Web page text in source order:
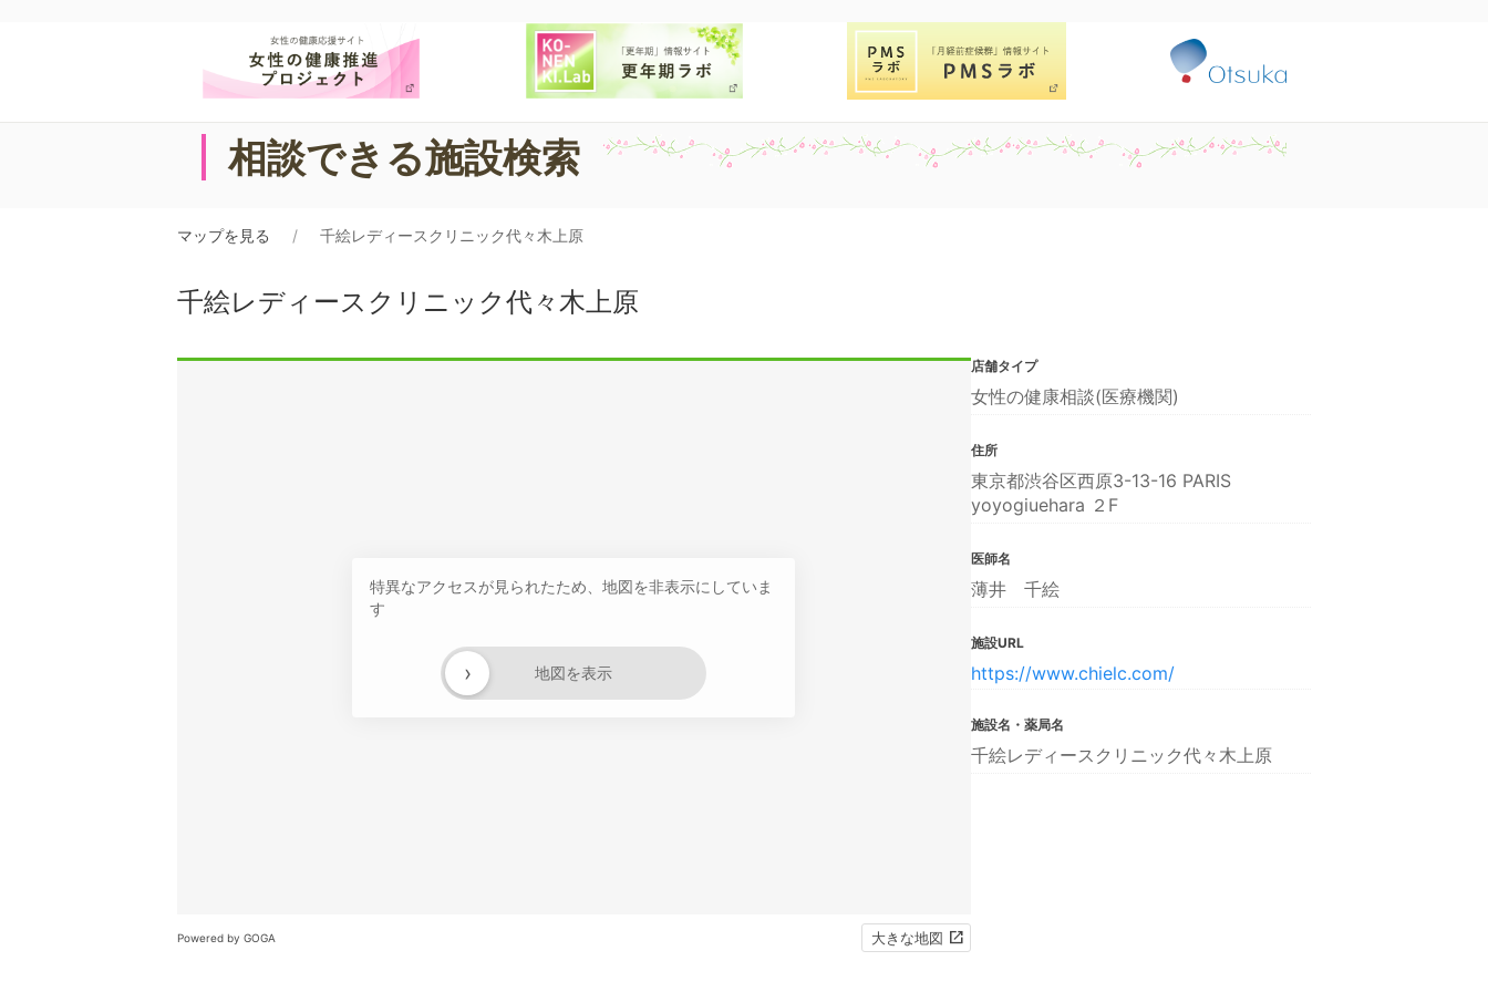
相談できる施設検索
マップを見る 千絵レディースクリニック代々木上原
千絵レディースクリニック代々木上原
特異なアクセスが見られたため、地図を非表示にしていま
す
地図を表示
›
Powered by GOGA 大きな地図
店舗タイプ
女性の健康相談(医療機関)
住所
東京都渋谷区西原3-13-16 PARIS
yoyogiuehara ２F
医師名
薄井 千絵
施設URL
https://www.chielc.com/
施設名・薬局名
千絵レディースクリニック代々木上原